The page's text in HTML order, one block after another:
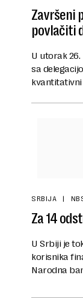
Završeni
povlačiti
U utorak
sa
kvantitativni
SRBIJA
Za 14
U Srbiji je
korisnika
Narodna